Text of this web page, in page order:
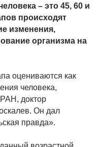
– это 45, 60 и
происходят
изменения,
организма на
оцениваются как
человека,
доктор
Он дал
правда».